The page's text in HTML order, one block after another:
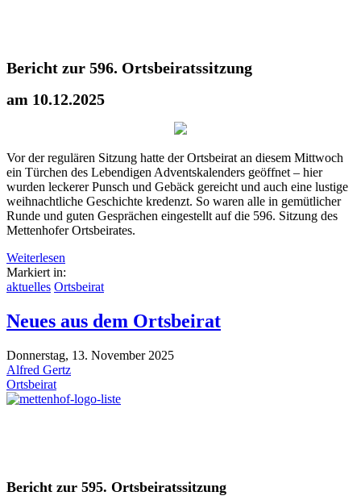
Bericht zur 596. Ortsbeiratssitzung
am 10.12.2025
Vor der regulären Sitzung hatte der Ortsbeirat an diesem Mittwoch
ein Türchen des Lebendigen Adventskalenders geöffnet – hier
wurden leckerer Punsch und Gebäck gereicht und auch eine lustige
weihnachtliche Geschichte kredenzt. So waren alle in gemütlicher
Runde und guten Gesprächen eingestellt auf die 596. Sitzung des
Mettenhofer Ortsbeirates.
Weiterlesen
Markiert in:
aktuelles Ortsbeirat
Neues aus dem Ortsbeirat
Donnerstag, 13. November 2025
Alfred Gertz
Ortsbeirat
Bericht zur 595. Ortsbeiratssitzung